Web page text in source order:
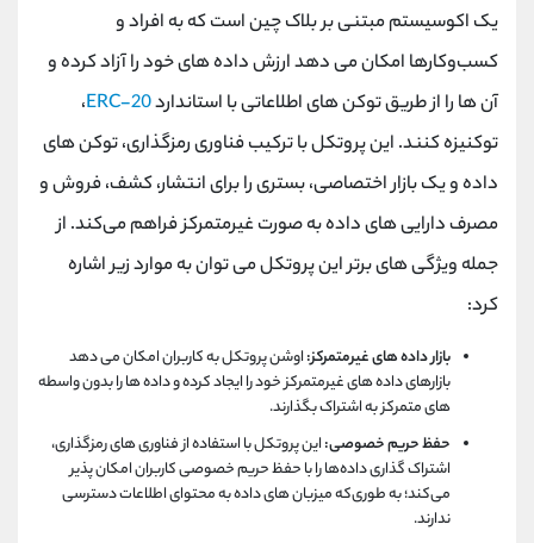
یک اکوسیستم مبتنی بر بلاک چین است که به افراد و
کسب‌وکارها امکان می ‌دهد ارزش داده ‌های خود را آزاد کرده و
آن ‌ها را از طریق توکن ‌های اطلاعاتی با استانداردERC-20،
توکنیزه کنند. این پروتکل با ترکیب فناوری رمزگذاری، توکن‌ های
داده و یک بازار اختصاصی، بستری را برای انتشار، کشف، فروش و
مصرف دارایی‌ های داده به صورت غیرمتمرکز فراهم می‌کند. از
جمله ویژگی های برتر این پروتکل می توان به موارد زیر اشاره
کرد:
بازار داده ‌های غیرمتمرکز:اوشن پروتکل به کاربران امکان می ‌دهد
بازارهای داده‌ های غیرمتمرکز خود را ایجاد کرده و داده‌ ها را بدون واسطه
‌های متمرکز به اشتراک بگذارند.
حفظ حریم خصوصی:این پروتکل با استفاده از فناوری ‌های رمزگذاری،
اشتراک‌ گذاری داده‌ها را با حفظ حریم خصوصی کاربران امکان ‌پذیر
می‌کند؛ به‌ طوری‌که میزبان ‌های داده به محتوای اطلاعات دسترسی
ندارند.